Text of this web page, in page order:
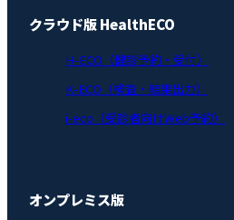
クラウド版 HealthECO
H-ECO（健診予約・受付）
K-ECO（検査・結果出力）
i-eco（受診者向けWeb予約）
オンプレミス版